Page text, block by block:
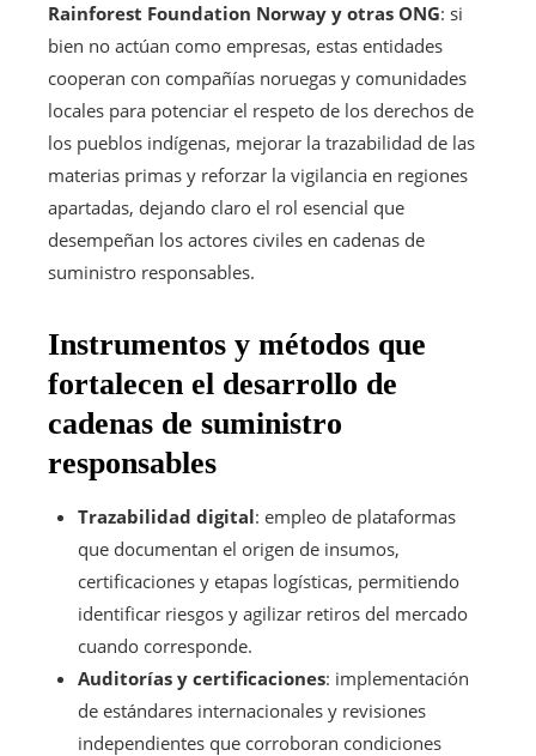
Rainforest Foundation Norway y otras ONG: si
bien no actúan como empresas, estas entidades
cooperan con compañías noruegas y comunidades
locales para potenciar el respeto de los derechos de
los pueblos indígenas, mejorar la trazabilidad de las
materias primas y reforzar la vigilancia en regiones
apartadas, dejando claro el rol esencial que
desempeñan los actores civiles en cadenas de
suministro responsables.
Instrumentos y métodos que
fortalecen el desarrollo de
cadenas de suministro
responsables
Trazabilidad digital: empleo de plataformas
que documentan el origen de insumos,
certificaciones y etapas logísticas, permitiendo
identificar riesgos y agilizar retiros del mercado
cuando corresponde.
Auditorías y certificaciones: implementación
de estándares internacionales y revisiones
independientes que corroboran condiciones